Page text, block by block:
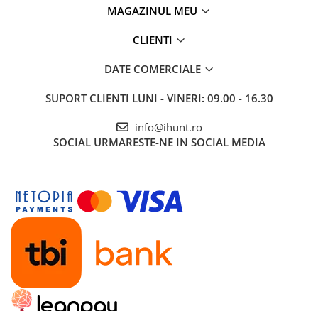
Stații de Încărcare Rezidențiale /
MAGAZINUL MEU
CLIENTI
DATE COMERCIALE
SUPORT CLIENTI LUNI - VINERI: 09.00 - 16.30
info@ihunt.ro
SOCIAL URMARESTE-NE IN SOCIAL MEDIA